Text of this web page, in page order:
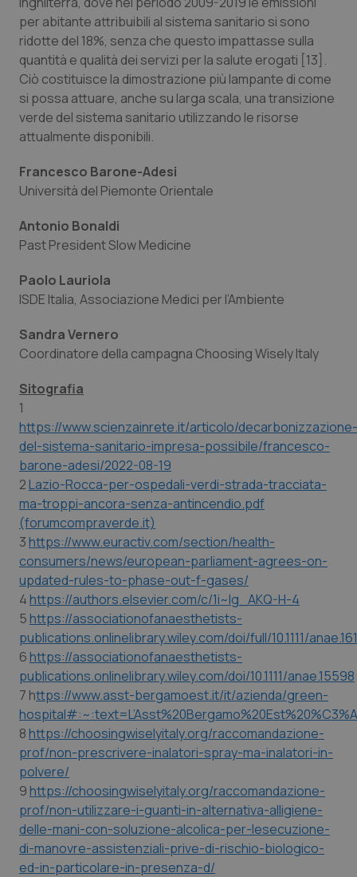
per abitante attribuibili al sistema sanitario si sono
ridotte del 18%, senza che questo impattasse sulla
quantità e qualità dei servizi per la salute erogati [13].
Ciò costituisce la dimostrazione più lampante di come
si possa attuare, anche su larga scala, una transizione
verde del sistema sanitario utilizzando le risorse
attualmente disponibili.
Francesco Barone-Adesi
Università del Piemonte Orientale
Antonio Bonaldi
Past President Slow Medicine
Paolo Lauriola
ISDE Italia, Associazione Medici per l’Ambiente
Sandra Vernero
Coordinatore della campagna Choosing Wisely Italy
Sitografia
1
https://www.scienzainrete.it/articolo/decarbonizzazione-
del-sistema-sanitario-impresa-possibile/francesco-
barone-adesi/2022-08-19
2Lazio-Rocca-per-ospedali-verdi-strada-tracciata-
ma-troppi-ancora-senza-antincendio.pdf
(forumcompraverde.it)
3https://www.euractiv.com/section/health-
consumers/news/european-parliament-agrees-on-
updated-rules-to-phase-out-f-gases/
4https://authors.elsevier.com/c/1i~lg_AKQ-H-4
5https://associationofanaesthetists-
publications.onlinelibrary.wiley.com/doi/full/10.1111/
6https://associationofanaesthetists-
publications.onlinelibrary.wiley.com/doi/10.1111/anae.15598
7 https://www.asst-bergamoest.it/it/azienda/green-
8https://choosingwiselyitaly.org/raccomandazione-
prof/non-prescrivere-inalatori-spray-ma-inalatori-in-
polvere/
9https://choosingwiselyitaly.org/raccomandazione-
prof/non-utilizzare-i-guanti-in-alternativa-alligiene-
delle-mani-con-soluzione-alcolica-per-lesecuzione-
di-manovre-assistenziali-prive-di-rischio-biologico-
ed-in-particolare-in-presenza-d/